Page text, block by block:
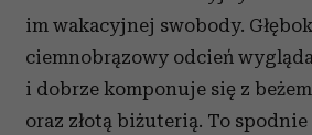
im wakacyjnej swobody.
ciemnobrązowy odcień
i dobrze komponuje się z
oraz złotą biżuterią. To